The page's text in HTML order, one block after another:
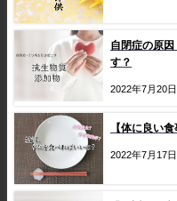
自閉症の原
す？
2022年7月20日
【体に良い
2022年7月17日